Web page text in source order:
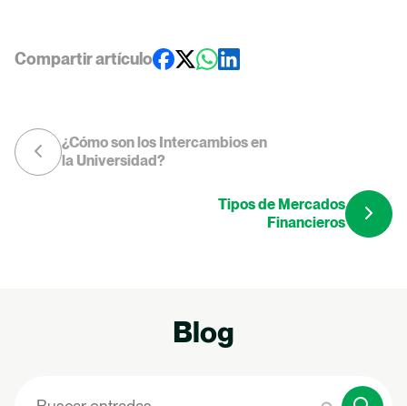
Blog
Compartir artículo
¿Cómo son los Intercambios en
la Universidad?
Tipos de Mercados
Financieros